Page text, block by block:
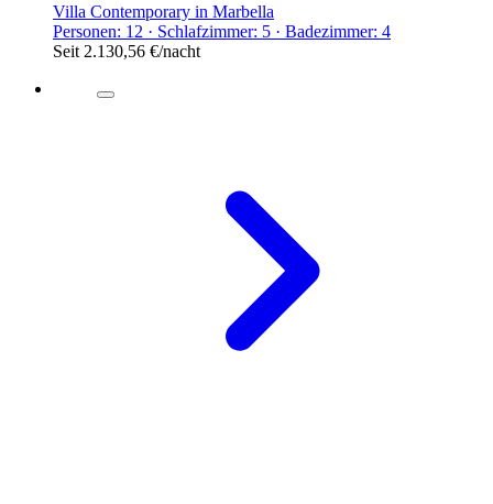
Villa Contemporary in Marbella
Personen: 12 · Schlafzimmer: 5 · Badezimmer: 4
Seit 2.130,56 €/nacht